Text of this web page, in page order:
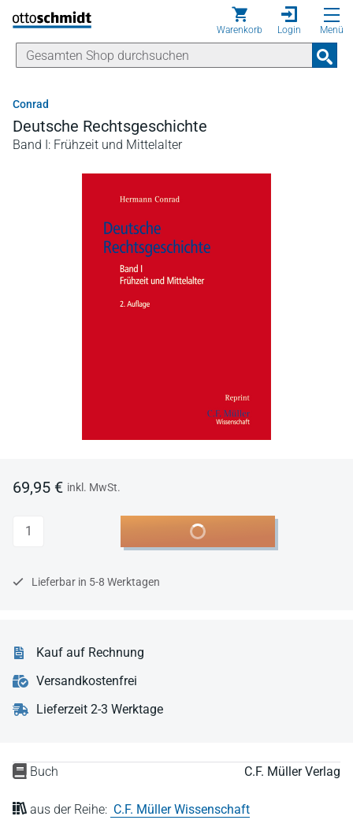
Direkt zum Inhalt
Warenkorb Login Menü
Conrad
Deutsche Rechtsgeschichte
Band I: Frühzeit und Mittelalter
Buch C.F. Müller Verlag
aus der Reihe: C.F. Müller Wissenschaft
69,95 € inkl. MwSt.
Anzahl In den Warenkorb
Lieferbar in 5-8 Werktagen
Kauf auf Rechnung
Versandkostenfrei
Lieferzeit 2-3 Werktage